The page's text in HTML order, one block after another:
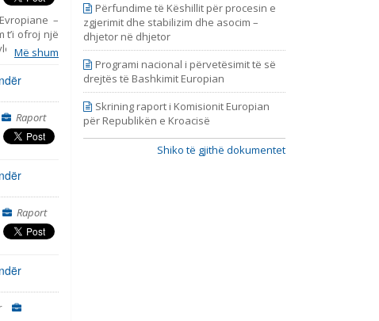
–
t’i ofroj një
e
dhe
të
nga
dhe të
të cilin e
periudhën
përfshinë
vazhduar,
Më shum
Raport
Raport
Përfundime të Këshillit për procesin e
zgjerimit dhe stabilizim dhe asocim –
dhjetor në dhjetor
Programi nacional i përvetësimit të së
drejtës të Bashkimit Europian
Skrining raport i Komisionit Europian
për Republikën e Kroacisë
Shiko të gjithë dokumentet